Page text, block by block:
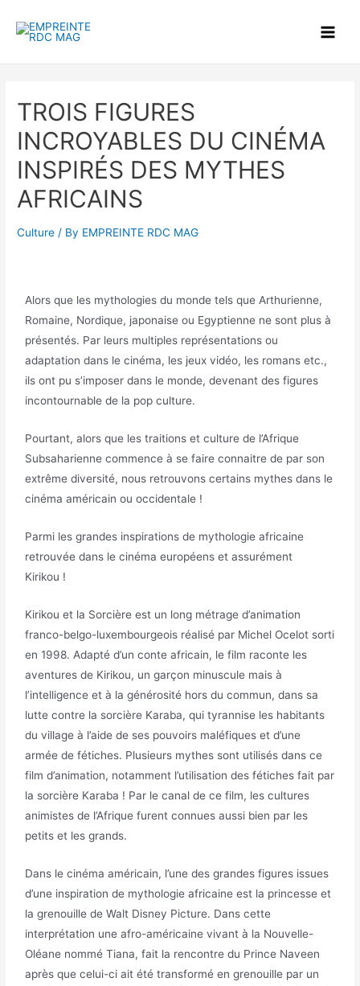
TROIS FIGURES
INCROYABLES DU CINÉMA
INSPIRÉS DES MYTHES
AFRICAINS
Culture / By EMPREINTE RDC MAG
Alors que les mythologies du monde tels que Arthurienne,
Romaine, Nordique, japonaise ou Egyptienne ne sont plus à
présentés. Par leurs multiples représentations ou
adaptation dans le cinéma, les jeux vidéo, les romans etc.,
ils ont pu s’imposer dans le monde, devenant des figures
incontournable de la pop culture.
Pourtant, alors que les traitions et culture de l’Afrique
Subsaharienne commence à se faire connaitre de par son
extrême diversité, nous retrouvons certains mythes dans le
cinéma américain ou occidentale !
Parmi les grandes inspirations de mythologie africaine
retrouvée dans le cinéma européens et assurément
Kirikou !
Kirikou et la Sorcière est un long métrage d’animation
franco-belgo-luxembourgeois réalisé par Michel Ocelot sorti
en 1998. Adapté d’un conte africain, le film raconte les
aventures de Kirikou, un garçon minuscule mais à
l’intelligence et à la générosité hors du commun, dans sa
lutte contre la sorcière Karaba, qui tyrannise les habitants
du village à l’aide de ses pouvoirs maléfiques et d’une
armée de fétiches. Plusieurs mythes sont utilisés dans ce
film d’animation, notamment l’utilisation des fétiches fait par
la sorcière Karaba ! Par le canal de ce film, les cultures
animistes de l’Afrique furent connues aussi bien par les
petits et les grands.
Dans le cinéma américain, l’une des grandes figures issues
d’une inspiration de mythologie africaine est la princesse et
la grenouille de Walt Disney Picture. Dans cette
interprétation une afro-américaine vivant à la Nouvelle-
Oléane nommé Tiana, fait la rencontre du Prince Naveen
après que celui-ci ait été transformé en grenouille par un